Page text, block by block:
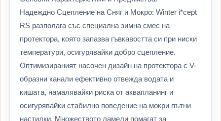
Надеждно Сцепление на Сняг и Мокро: Winter i*cept
RS разполага със специална зимна смес на
протектора, която запазва гъвкавостта си при ниски
температури, осигурявайки добро сцепление.
Оптимизираният насочен дизайн на протектора с V-
образни канали ефективно отвежда водата и
кишата, намалявайки риска от аквапланинг и
осигурявайки стабилно поведение на мокри пътни
настилки. Множеството ламели помагат за